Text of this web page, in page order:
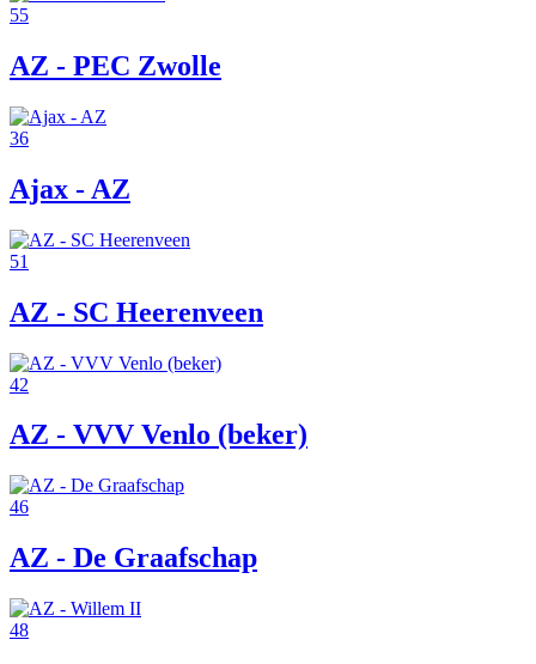
55
AZ - PEC Zwolle
36
Ajax - AZ
51
AZ - SC Heerenveen
42
AZ - VVV Venlo (beker)
46
AZ - De Graafschap
48